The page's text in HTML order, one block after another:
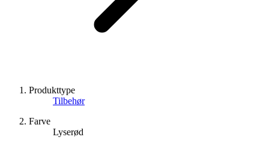
Produkttype
Tilbehør
Farve
Lyserød